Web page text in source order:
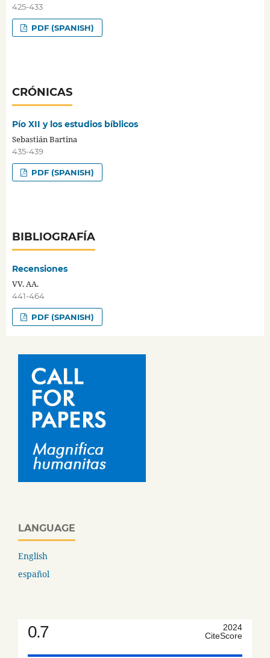
425-433
PDF (SPANISH)
CRÓNICAS
Pío XII y los estudios bíblicos
Sebastián Bartina
435-439
PDF (SPANISH)
BIBLIOGRAFÍA
Recensiones
VV. AA.
441-464
PDF (SPANISH)
LANGUAGE
English
español
0.7
2024
CiteScore